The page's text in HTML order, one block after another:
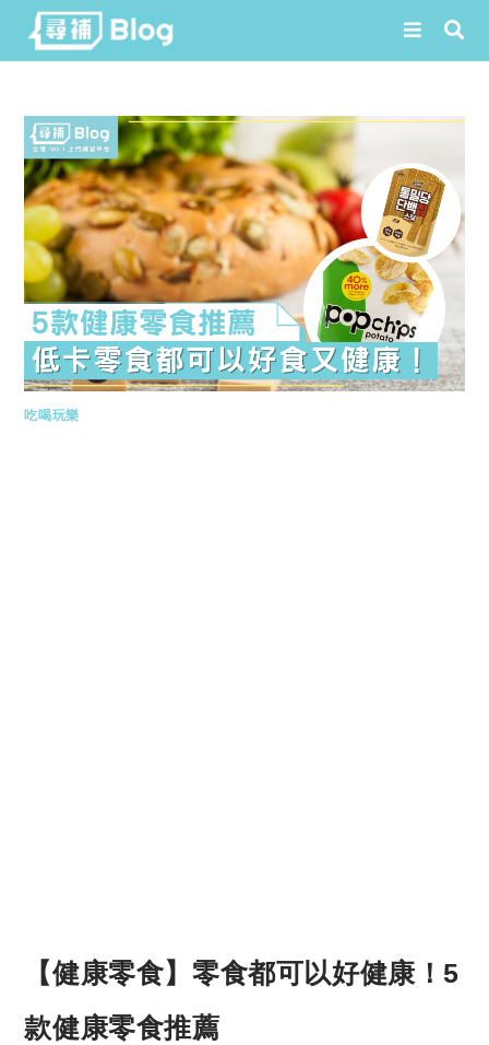
content
吃喝玩樂
【健康零食】零食都可以好健康！5
款健康零食推薦